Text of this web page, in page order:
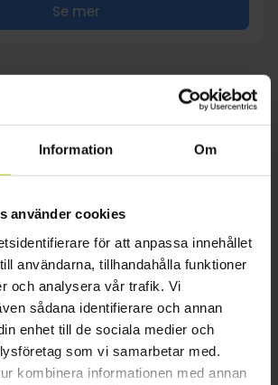
Information Om
använder cookies
för att anpassa innehållet
användarna, tillhandahålla funktioner
och analysera vår trafik. Vi
sådana identifierare och annan
enhet till de sociala medier och
som vi samarbetar med.
kombinera informationen med annan
Se mer
1
eller halvpension?
hotellerbjudanden i Halvpension paket
halvpension, vilket innebär både
Använd filtret ”Måltidsalternativ” för att
måltider.
på hotell i Halvpension paket i
besöka Halvpension paket i Hundested
eftersom varje årstid har sina egna